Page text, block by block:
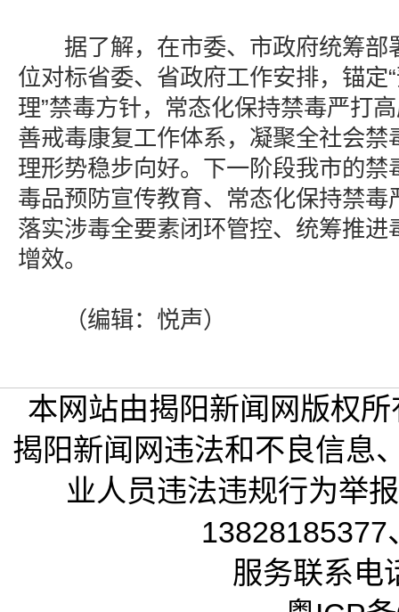
据了解，在市委、市政府统筹部
位对标省委、省政府工作安排，锚定
理”禁毒方针，常态化保持禁毒严打
善戒毒康复工作体系，凝聚全社会禁
理形势稳步向好。下一阶段我市的禁
毒品预防宣传教育、常态化保持禁毒
落实涉毒全要素闭环管控、统筹推进
增效。
（编辑：悦声）
本网站由揭阳新闻网版权
揭阳新闻网违法和不良信息
业人员违法违规行为举
13828185377
服务联系电